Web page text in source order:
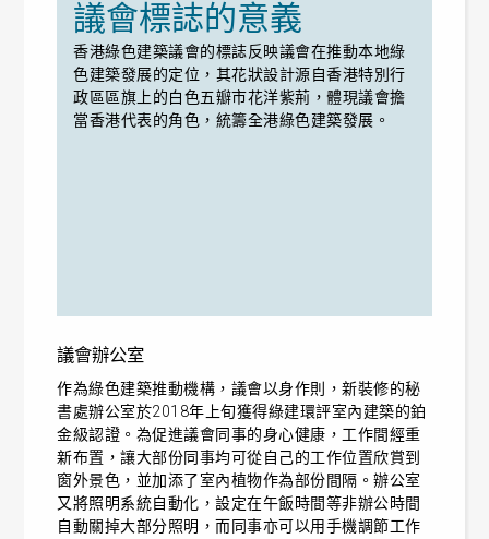
議會標誌的意義
香港綠色建築議會的標誌反映議會在推動本地綠
色建築發展的定位，其花狀設計源自香港特別行
政區區旗上的白色五瓣市花洋紫荊，體現議會擔
當香港代表的角色，統籌全港綠色建築發展。
議會辦公室
作為綠色建築推動機構，議會以身作則，新裝修的秘
書處辦公室於2018年上旬獲得綠建環評室內建築的鉑
金級認證。為促進議會同事的身心健康，工作間經重
新布置，讓大部份同事均可從自己的工作位置欣賞到
窗外景色，並加添了室內植物作為部份間隔。辦公室
又將照明系統自動化，設定在午飯時間等非辦公時間
自動關掉大部分照明，而同事亦可以用手機調節工作